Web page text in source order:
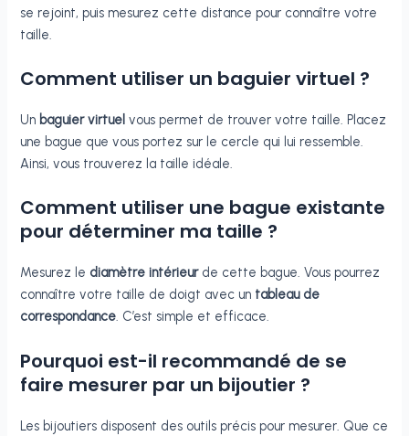
se rejoint, puis mesurez cette distance pour connaître votre
taille.
Comment utiliser un baguier virtuel ?
Un baguier virtuel vous permet de trouver votre taille. Placez
une bague que vous portez sur le cercle qui lui ressemble.
Ainsi, vous trouverez la taille idéale.
Comment utiliser une bague existante
pour déterminer ma taille ?
Mesurez le diamètre intérieurde cette bague. Vous pourrez
connaître votre taille de doigt avec un tableau de
correspondance. C’est simple et efficace.
Pourquoi est-il recommandé de se
faire mesurer par un bijoutier ?
Les bijoutiers disposent des outils précis pour mesurer. Que ce